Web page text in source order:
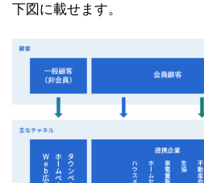
下図に載せます。